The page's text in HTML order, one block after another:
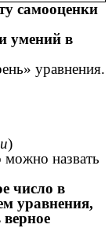
самооценки
умений в
уравнения.
)
можно назвать
число в
уравнения,